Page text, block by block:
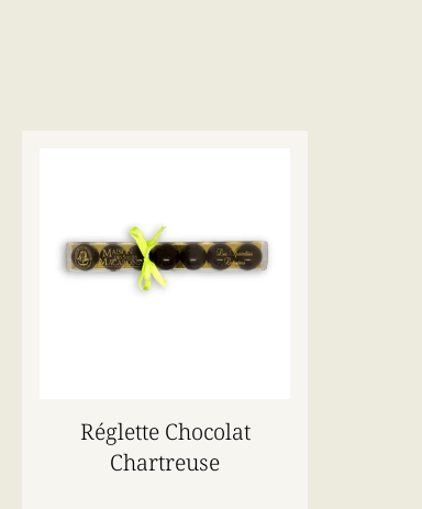
Réglette Chocolat
Chartreuse